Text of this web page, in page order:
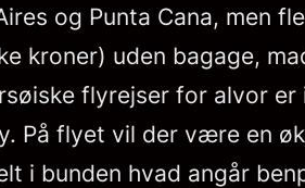
og Punta Cana, men
kroner) uden bagage,
flyrejser for alvor
På flyet vil der være en
i bunden hvad angår